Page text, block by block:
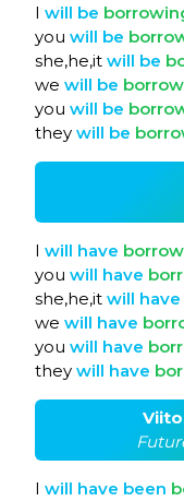
I will be
you will be
she,he,it will be
we will be
you will be
they will be
I will have
you will have
she,he,it will have
we will have
you will have
they will have
I will have been